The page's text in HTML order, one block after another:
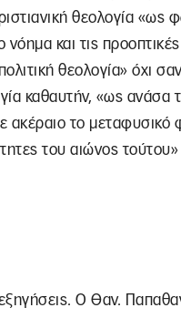
θεολογία «ως
νόημα και τις
θεολογία» όχι
καθαυτήν, «ως ανάσα
ακέραιο το μεταφυσικό
του αιώνος
Ο Θαν.